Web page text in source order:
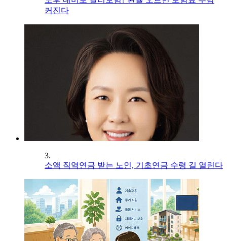
커진다
3.
소액 직역연금 받는 노인, 기초연금 수령 길 열린다